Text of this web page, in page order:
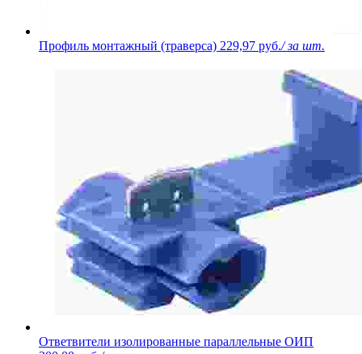
Профиль монтажный (траверса) 229,97 руб./ за шт.
Ответвители изолированные параллельные ОИП